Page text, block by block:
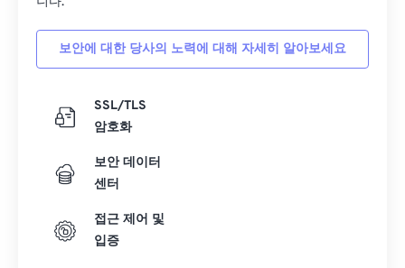
보안에 대한 당사의 노력에 대해 자세히 알아보세요
SSL/TLS
암호화
보안 데이터
센터
접근 제어 및
입증